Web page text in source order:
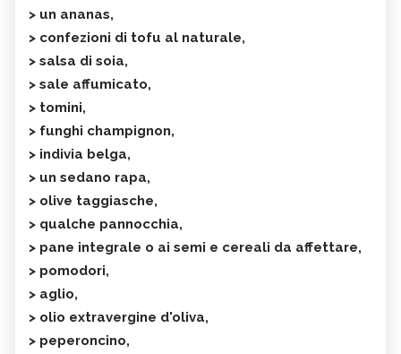
> un ananas,
> confezioni di tofu al naturale,
> salsa di soia,
> sale affumicato,
> tomini,
> funghi champignon,
> indivia belga,
> un sedano rapa,
> olive taggiasche,
> qualche pannocchia,
> pane integrale o ai semi e cereali da affettare,
> pomodori,
> aglio,
> olio extravergine d'oliva,
> peperoncino,